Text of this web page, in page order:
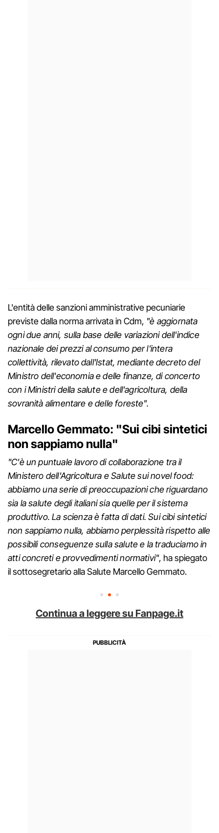
L'entità delle sanzioni amministrative pecuniarie
previste dalla norma arrivata in Cdm, "è aggiornata
ogni due anni, sulla base delle variazioni dell'indice
nazionale dei prezzi al consumo per l'intera
collettività, rilevato dall'Istat, mediante decreto del
Ministro dell'economia e delle finanze, di concerto
con i Ministri della salute e dell'agricoltura, della
sovranità alimentare e delle foreste".
Marcello Gemmato: "Sui cibi sintetici
non sappiamo nulla"
"C'è un puntuale lavoro di collaborazione tra il
Ministero dell'Agricoltura e Salute sui novel food:
abbiamo una serie di preoccupazioni che riguardano
sia la salute degli italiani sia quelle per il sistema
produttivo. La scienza è fatta di dati. Sui cibi sintetici
non sappiamo nulla, abbiamo perplessità rispetto alle
possibili conseguenze sulla salute e la traduciamo in
atti concreti e provvedimenti normativi", ha spiegato
il sottosegretario alla Salute Marcello Gemmato.
Continua a leggere su Fanpage.it